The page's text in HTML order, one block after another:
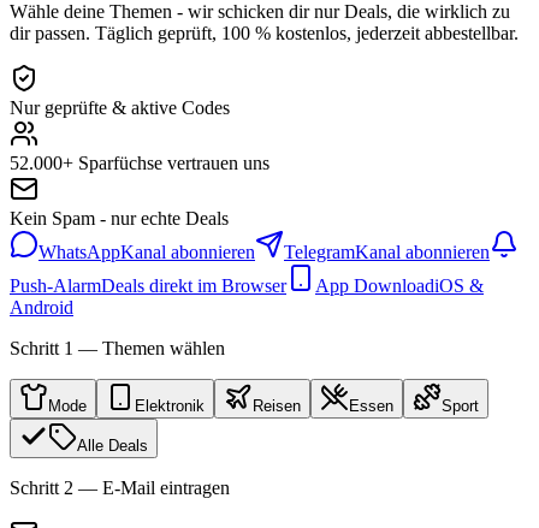
Wähle deine Themen - wir schicken dir nur Deals, die wirklich zu
dir passen. Täglich geprüft, 100 % kostenlos, jederzeit abbestellbar.
Nur geprüfte & aktive Codes
52.000+ Sparfüchse vertrauen uns
Kein Spam - nur echte Deals
WhatsAppKanal abonnieren TelegramKanal abonnieren
Push-AlarmDeals direkt im Browser App DownloadiOS &
Android
Schritt 1 — Themen wählen
Mode Elektronik Reisen Essen Sport
Alle Deals
Schritt 2 — E-Mail eintragen